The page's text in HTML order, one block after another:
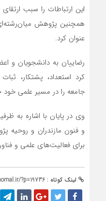
این ارتباطات را سبب
همچنین پژوهش
عنوان کرد.
رضاییان به دانشجویان و
کرد استعداد، پشتکار،
جامعه را در مسیر علمی خود
وی در پایان با اشاره به
و فنون مازندران و روحیه
برای فعالیت‌های علمی و
لینک کوتاه : ?p=19736